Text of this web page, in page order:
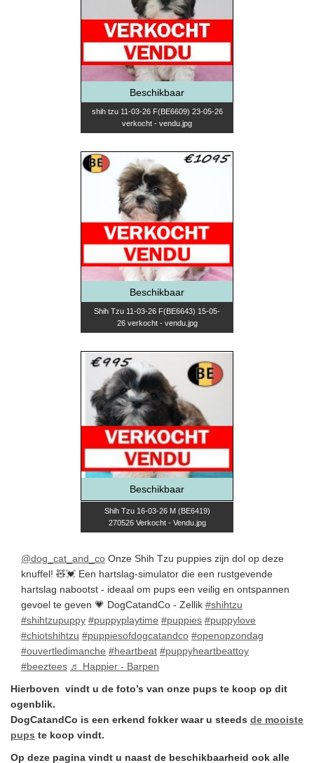
Beschikbaar
shih tzu 11-03-26 F(BE6609) 23-05-26
verkocht - vendu.jpg
Beschikbaar
Shih Tzu 11-03-26 F(BE6643) 15-05-
26 verkocht - vendu.jpg
Beschikbaar
Shih Tzu 16-03-26 M (BE6419)
270526 Verkocht - Vendu.jpg
@dog_cat_and_co Onze Shih Tzu puppies zijn dol op deze
knuffel! 🧸💓 Een hartslag-simulator die een rustgevende
hartslag nabootst - ideaal om pups een veilig en ontspannen
gevoel te geven 💗 DogCatandCo - Zellik #shihtzu
#shihtzupuppy #puppyplaytime #puppies #puppylove
#chiotshihtzu #puppiesofdogcatandco #openopzondag
#ouvertledimanche #heartbeat #puppyheartbeattoy
#beeztees ♬ Happier - Barpen
Hierboven vindt u de foto’s van onze pups te koop op dit
ogenblik.
DogCatandCo is een erkend fokker waar u steeds de mooiste
pups te koop vindt.
Op deze pagina vindt u naast de beschikbaarheid ook alle